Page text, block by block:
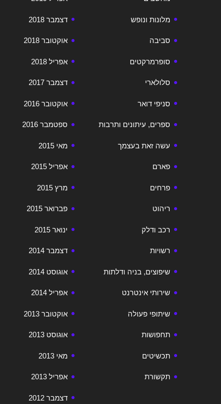
דצמבר 2018
אוקטובר 2018
אפריל 2018
דצמבר 2017
אוקטובר 2016
ספטמבר 2016
מאי 2015
אפריל 2015
מרץ 2015
פברואר 2015
ינואר 2015
דצמבר 2014
אוגוסט 2014
אפריל 2014
אוקטובר 2013
אוגוסט 2013
מאי 2013
אפריל 2013
דצמבר 2012
מלונות ונופש
סביבה
סופרמרקטים
סלולארי
סניפי דואר
ספרים, עיתונים ותרבות
עשה זאת בעצמך
פארם
פרחים
ריהוט
רכב ודלק
רשויות
שיפוצים, בניה ודלתות
שירותי אינטרנט
שיתופי פעולה
תחפושות
תכשיטים
תקשורת